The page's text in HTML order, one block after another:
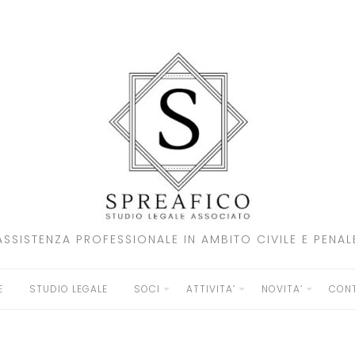
PROFESSIONALE IN AMBITO CIVILE E
STUDIO LEGALE SOCI ATTIVITA’ NOVITA’